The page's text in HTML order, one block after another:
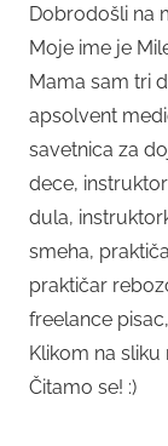
Dobrodošli na
Moje ime je
Mama sam tri
apsolvent
savetnica za
dece,
dula,
smeha,
praktičar
freelance
Klikom na
Čitamo se! :)